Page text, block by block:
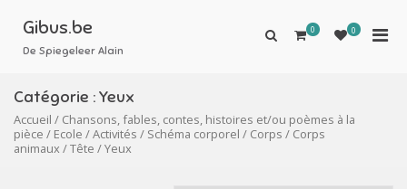
contenu
Gibus.be
De Spiegeleer Alain
Afficher0 0
Catégorie :Yeux
Accueil / Chansons, fables, contes, histoires et/ou poèmes à la
pièce / Ecole /Activités / Schéma corporel / Corps / Corps
animaux /Tête / Yeux